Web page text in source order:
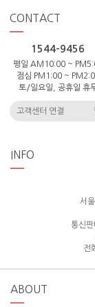
CONTACT
1544-9456
평일 AM10:00 ~
점심 PM1:00 ~
토/일요일, 공휴일 휴
고객센터 연결
INFO
서
통신
전
ABOUT